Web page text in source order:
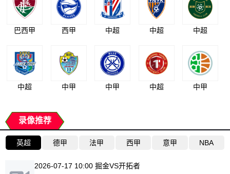
巴西甲 西甲 中超 中超 中超
中超 中甲 中甲 中超 中甲
录像推荐
英超 德甲 法甲 西甲 意甲 NBA
2026-07-17 10:00 掘金VS开拓者